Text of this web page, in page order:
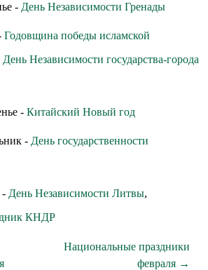
- День Независимости Гренады
Годовщина победы исламской
День Независимости государства-города
- Китайский Новый год
- День государственности
- День Независимости Литвы,
КНДР
Национальные праздники
февраля →